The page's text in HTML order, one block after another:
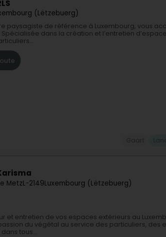
(Lëtzebuerg)
paysagiste de référence à Luxembourg, vous
dans la création et l’entretien
MetzL-2149Luxembourg (Lëtzebuerg)
et entretien de vos espaces extérieurs au
du végétal au service des particuliers, des
tous...